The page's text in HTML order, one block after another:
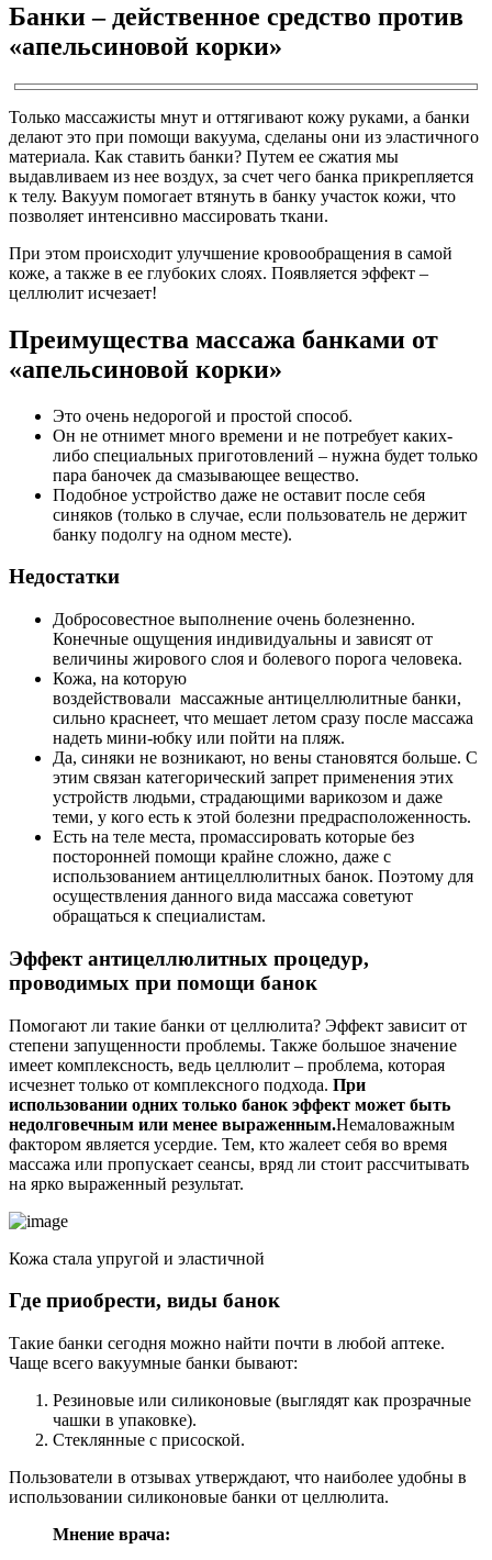
Банки – действенное средство против
«апельсиновой корки»
Только массажисты мнут и оттягивают кожу руками, а банки
делают это при помощи вакуума, сделаны они из эластичного
материала. Как ставить банки? Путем ее сжатия мы
выдавливаем из нее воздух, за счет чего банка прикрепляется
к телу. Вакуум помогает втянуть в банку участок кожи, что
позволяет интенсивно массировать ткани.
При этом происходит улучшение кровообращения в самой
коже, а также в ее глубоких слоях. Появляется эффект –
целлюлит исчезает!
Преимущества массажа банками от
«апельсиновой корки»
Это очень недорогой и простой способ.
Он не отнимет много времени и не потребует каких-
либо специальных приготовлений – нужна будет только
пара баночек да смазывающее вещество.
Подобное устройство даже не оставит после себя
синяков (только в случае, если пользователь не держит
банку подолгу на одном месте).
Недостатки
Добросовестное выполнение очень болезненно.
Конечные ощущения индивидуальны и зависят от
величины жирового слоя и болевого порога человека.
Кожа, на которую
воздействовали массажные антицеллюлитные банки,
сильно краснеет, что мешает летом сразу после массажа
надеть мини-юбку или пойти на пляж.
Да, синяки не возникают, но вены становятся больше. С
этим связан категорический запрет применения этих
устройств людьми, страдающими варикозом и даже
теми, у кого есть к этой болезни предрасположенность.
Есть на теле места, промассировать которые без
посторонней помощи крайне сложно, даже с
использованием антицеллюлитных банок. Поэтому для
осуществления данного вида массажа советуют
обращаться к специалистам.
Эффект антицеллюлитных процедур,
проводимых при помощи банок
Помогают ли такие банки от целлюлита? Эффект зависит от
степени запущенности проблемы. Также большое значение
имеет комплексность, ведь целлюлит – проблема, которая
исчезнет только от комплексного подхода. При
использовании одних только банок эффект может быть
недолговечным или менее выраженным.Немаловажным
фактором является усердие. Тем, кто жалеет себя во время
массажа или пропускает сеансы, вряд ли стоит рассчитывать
на ярко выраженный результат.
Кожа стала упругой и эластичной
Где приобрести, виды банок
Такие банки сегодня можно найти почти в любой аптеке.
Чаще всего вакуумные банки бывают:
Резиновые или силиконовые (выглядят как прозрачные
чашки в упаковке).
Стеклянные с присоской.
Пользователи в отзывах утверждают, что наиболее удобны в
использовании силиконовые банки от целлюлита.
Мнение врача: